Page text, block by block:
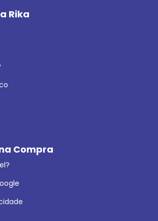
Rika
Compra